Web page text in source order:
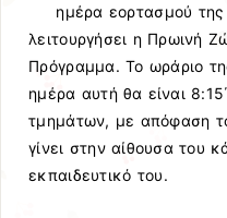
ημέρα εορτασμού της
λειτουργήσει η Πρωινή
Πρόγραμμα. Το ωράριο
ημέρα αυτή θα είναι
τμημάτων, με απόφαση
γίνει στην αίθουσα του
εκπαιδευτικό του.